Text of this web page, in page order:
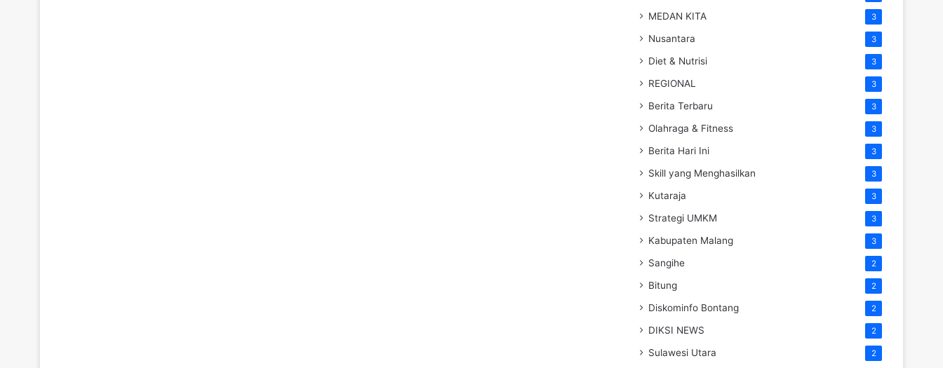
MEDAN KITA 3
Nusantara 3
Diet & Nutrisi 3
REGIONAL 3
Berita Terbaru 3
Olahraga & Fitness 3
Berita Hari Ini 3
Skill yang Menghasilkan 3
Kutaraja 3
Strategi UMKM 3
Kabupaten Malang 3
Sangihe 2
Bitung 2
Diskominfo Bontang 2
DIKSI NEWS 2
Sulawesi Utara 2